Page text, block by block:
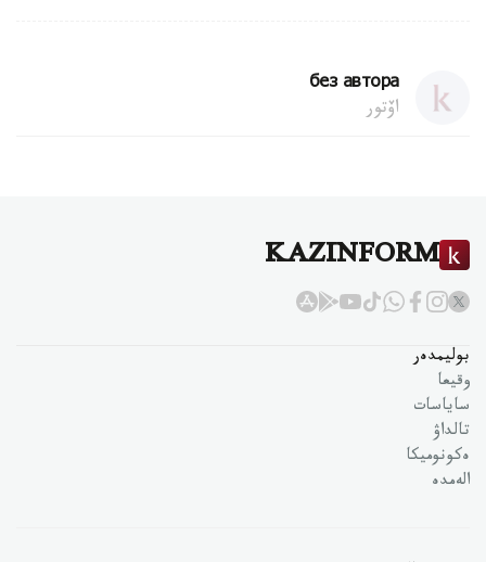
без автора
اۆتور
KAZINFORM
بوليمدەر
وقيعا
ساياسات
تالداۋ
ەكونوميكا
الەمدە